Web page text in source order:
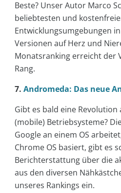
Beste? Unser Autor Marco
beliebtesten und
Entwicklungsumgebungen
Versionen auf Herz und
Monatsranking erreicht der
Rang.
7. Andromeda: Das neue
Gibt es bald eine
(mobile) Betriebsysteme?
Google an einem OS
Chrome OS basiert, gibt es
Berichterstattung über die
aus den diversen
unseres Rankings ein.